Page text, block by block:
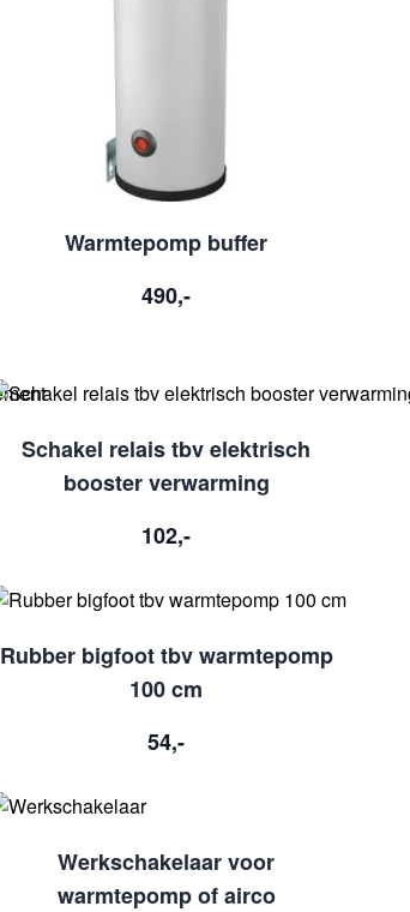
Warmtepomp buffer
490,-
Schakel relais tbv elektrisch
booster verwarming
102,-
Rubber bigfoot tbv warmtepomp
100 cm
54,-
Werkschakelaar voor
warmtepomp of airco